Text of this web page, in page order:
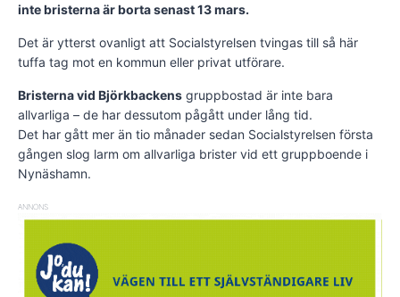
inte bristerna är borta senast 13 mars.
Det är ytterst ovanligt att Socialstyrelsen tvingas till så här
tuffa tag mot en kommun eller privat utförare.
Bristerna vid Björkbackens gruppbostad är inte bara
allvarliga – de har dessutom pågått under lång tid.
Det har gått mer än tio månader sedan Socialstyrelsen första
gången slog larm om allvarliga brister vid ett gruppboende i
Nynäshamn.
ANNONS